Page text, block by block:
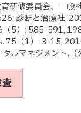
研修委員会、一
診断と治療社,
（5）: 585-591,
75（1）: 3-15,
ルマネジメント.